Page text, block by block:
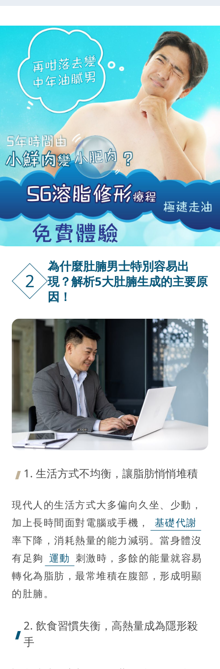
2
為什麼肚腩男士特別容易出
現？解析5大肚腩生成的主要原
因！
1. 生活方式不均衡，讓脂肪悄悄堆積
現代人的生活方式大多偏向久坐、少動，
加上長時間面對電腦或手機，
基礎代謝
率下降，消耗熱量的能力減弱。當身體沒
有足夠 運動 刺激時，多餘的能量就容易
轉化為脂肪，最常堆積在腹部，形成明顯
的肚腩。
2. 飲食習慣失衡，高熱量成為隱形殺
手